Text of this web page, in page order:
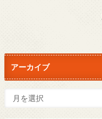
アーカイブ